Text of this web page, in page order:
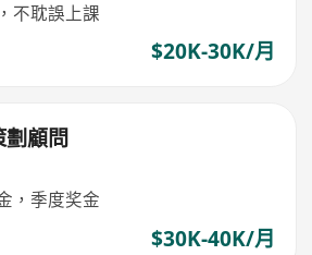
不耽誤上課
$20K-30K/月
顧問
，季度奖金
$30K-40K/月